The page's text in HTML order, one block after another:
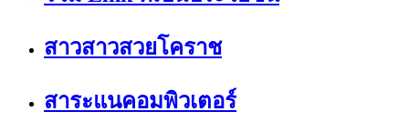
สาวสาวสวยโคราช
สาระแนคอมพิวเตอร์